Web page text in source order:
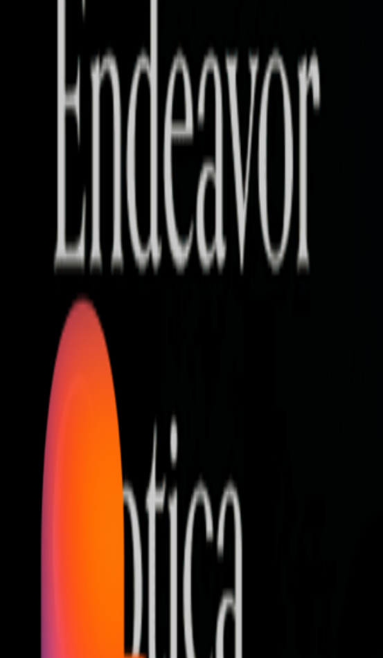
Who we are
AT PARTNERSが提供するファンド・オブ・ファンズを活用した
オープンイノベーション活動のフロー
詳しく見る
AT PARTNERS3つの強み